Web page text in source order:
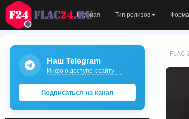
Главная Тип релизов
FLAC
Наш Telegram
Инфо о доступе к сайту →
Подписаться на канал